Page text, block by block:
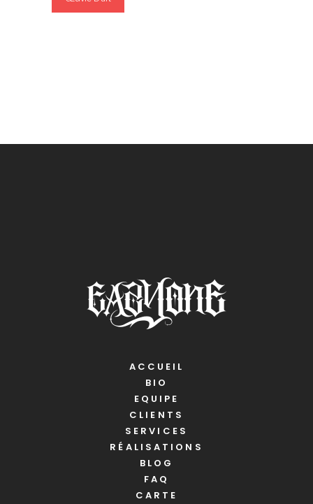
ACCUEIL
BIO
EQUIPE
CLIENTS
SERVICES
RÉALISATIONS
BLOG
FAQ
CARTE